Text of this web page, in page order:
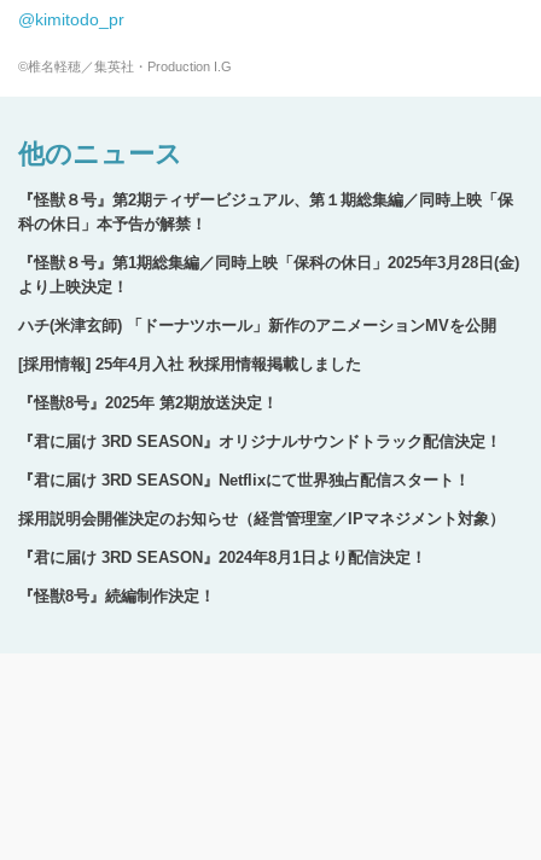
@kimitodo_pr
©椎名軽穂／集英社・Production I.G
他のニュース
『怪獣８号』第2期ティザービジュアル、第１期総集編／同時上映「保
科の休日」本予告が解禁！
『怪獣８号』第1期総集編／同時上映「保科の休日」2025年3月28日(金)
より上映決定！
ハチ(米津玄師) 「ドーナツホール」新作のアニメーションMVを公開
[採用情報] 25年4月入社 秋採用情報掲載しました
『怪獣8号』2025年 第2期放送決定！
『君に届け 3RD SEASON』オリジナルサウンドトラック配信決定！
『君に届け 3RD SEASON』Netflixにて世界独占配信スタート！
採用説明会開催決定のお知らせ（経営管理室／IPマネジメント対象）
『君に届け 3RD SEASON』2024年8月1日より配信決定！
『怪獣8号』続編制作決定！